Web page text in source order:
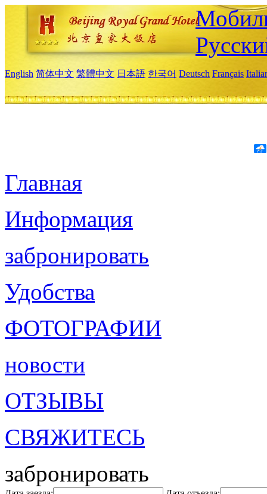
English 简体中文 繁體中文 日本語 한국어 Deutsch Français
Главная
Информация
забронировать
Удобства
ФОТОГРАФИИ
новости
ОТЗЫВЫ
СВЯЖИТЕСЬ
забронировать